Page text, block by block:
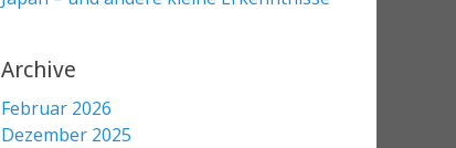
Archive
Februar 2026
Dezember 2025